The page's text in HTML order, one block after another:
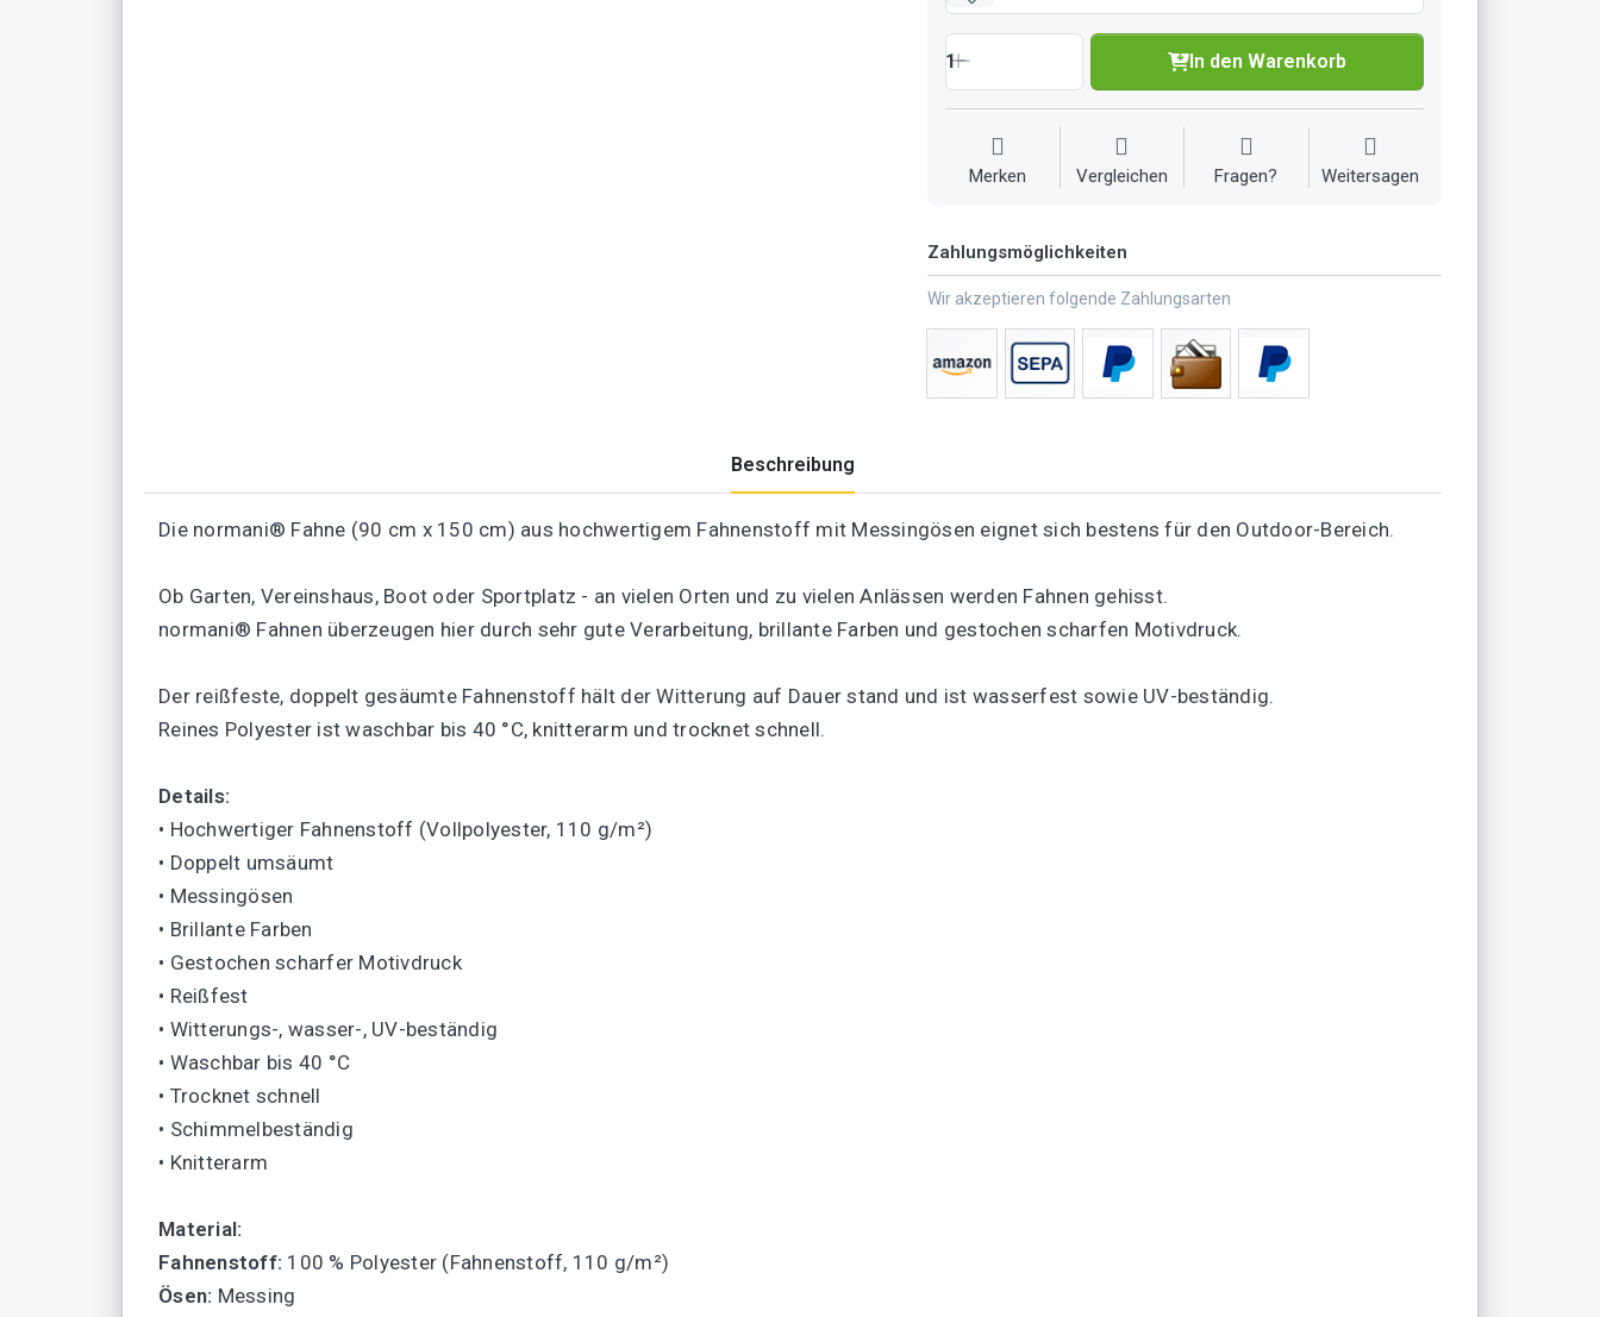
1 In den Warenkorb
Merken Vergleichen Fragen? Weitersagen
Zahlungsmöglichkeiten
Wir akzeptieren folgende Zahlungsarten
Beschreibung
Die normani® Fahne (90 cm x 150 cm) aus hochwertigem Fahnenstoff mit Messingösen eignet sich bestens für den Outdoor-Bereich.
Ob Garten, Vereinshaus, Boot oder Sportplatz - an vielen Orten und zu vielen Anlässen werden Fahnen gehisst.
normani® Fahnen überzeugen hier durch sehr gute Verarbeitung, brillante Farben und gestochen scharfen Motivdruck.
Der reißfeste, doppelt gesäumte Fahnenstoff hält der Witterung auf Dauer stand und ist wasserfest sowie UV-beständig.
Reines Polyester ist waschbar bis 40 °C, knitterarm und trocknet schnell.
Details:
• Hochwertiger Fahnenstoff (Vollpolyester, 110 g/m²)
• Doppelt umsäumt
• Messingösen
• Brillante Farben
• Gestochen scharfer Motivdruck
• Reißfest
• Witterungs-, wasser-, UV-beständig
• Waschbar bis 40 °C
• Trocknet schnell
• Schimmelbeständig
• Knitterarm
Material:
Fahnenstoff: 100 % Polyester (Fahnenstoff, 110 g/m²)
Ösen: Messing